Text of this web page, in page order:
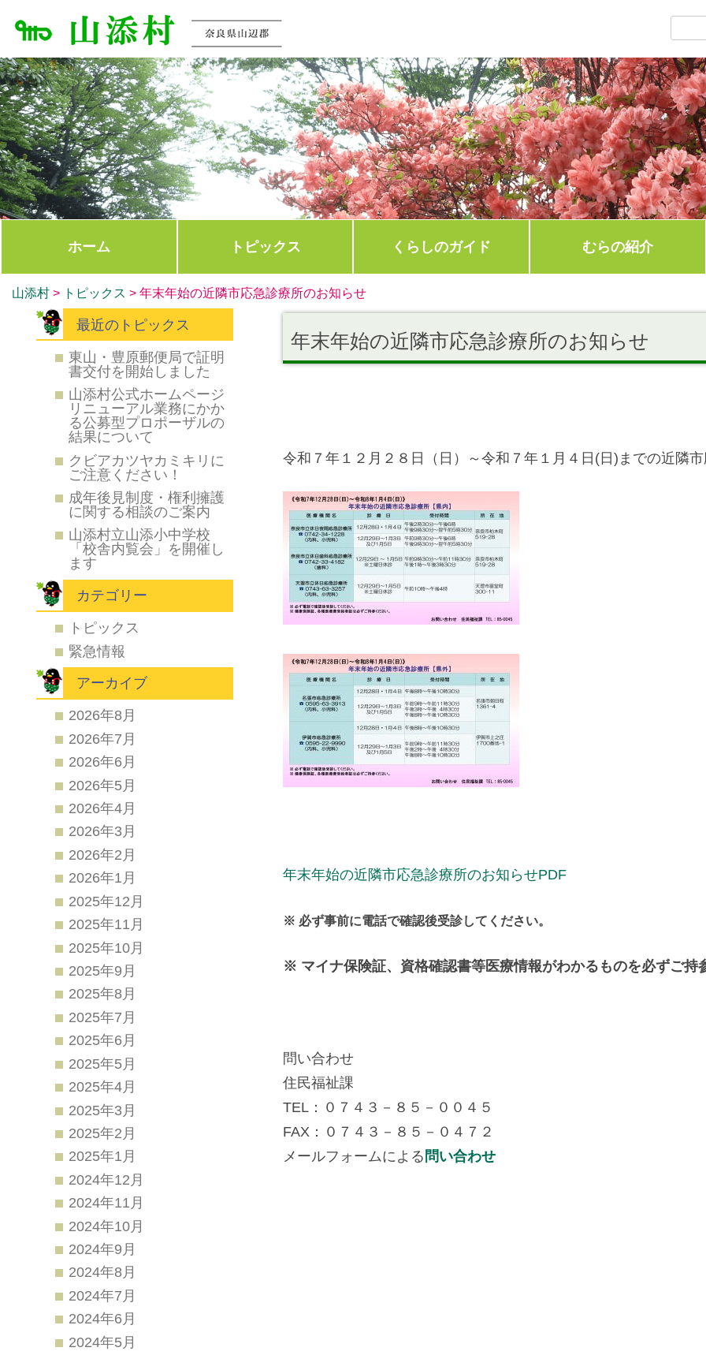
ホーム トピックス くらしのガイド むらの紹介
山添村 > トピックス > 年末年始の近隣市応急診療所のお知らせ
年末年始の近隣市応急診療所のお知らせ
令和７年１２月２８日（日）～令和７年１月４日(日)までの近隣
年末年始の近隣市応急診療所のお知らせPDF
※ 必ず事前に電話で確認後受診してください。
※ マイナ保険証、資格確認書等医療情報がわかるものを必ずご持
問い合わせ
住民福祉課
TEL：０７４３－８５－００４５
FAX：０７４３－８５－０４７２
メールフォームによる 問い合わせ
最近のトピックス
東山・豊原郵便局で証明
書交付を開始しました
山添村公式ホームページ
リニューアル業務にかか
る公募型プロポーザルの
結果について
クビアカツヤカミキリに
ご注意ください！
成年後見制度・権利擁護
に関する相談のご案内
山添村立山添小中学校
「校舎内覧会」を開催し
ます
カテゴリー
トピックス
緊急情報
アーカイブ
2026年8月
2026年7月
2026年6月
2026年5月
2026年4月
2026年3月
2026年2月
2026年1月
2025年12月
2025年11月
2025年10月
2025年9月
2025年8月
2025年7月
2025年6月
2025年5月
2025年4月
2025年3月
2025年2月
2025年1月
2024年12月
2024年11月
2024年10月
2024年9月
2024年8月
2024年7月
2024年6月
2024年5月